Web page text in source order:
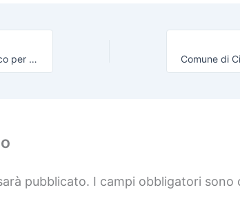
Comune di Modena: concorso pubblico per 25 Agenti, assunzione con formazione lavoro
pubblicato. I campi obbligatori sono